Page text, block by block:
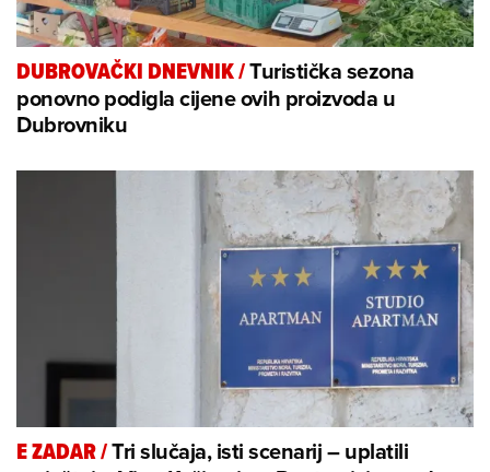
DUBROVAČKI DNEVNIK/Turistička sezona
ponovno podigla cijene ovih proizvoda u
Dubrovniku
E ZADAR/Tri slučaja, isti scenarij – uplatili